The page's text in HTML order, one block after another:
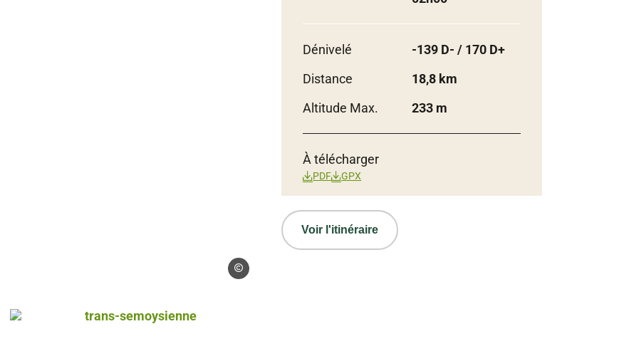
vpa
© Eric BOSCHMANN – Coll. Champagne-Ardenne Tourisme
trans-semoysienne, © julie gengoux VPA
Dénivelé
-139 D- / 170 D+
Distance
18,8 km
Altitude Max.
233 m
À télécharger
PDF GPX
Voir l'itinéraire